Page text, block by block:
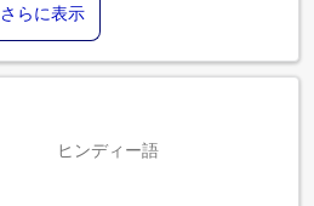
さらに表示
ヒンディー語